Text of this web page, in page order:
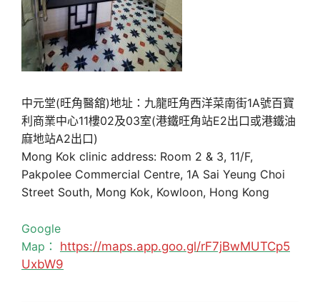
中元堂(旺角醫舘)地址：九龍旺角西洋菜南街1A號百寶
利商業中心11樓02及03室(港鐵旺角站E2出口或港鐵油
麻地站A2出口)
Mong Kok clinic address: Room 2 & 3, 11/F,
Pakpolee Commercial Centre, 1A Sai Yeung Choi
Street South, Mong Kok, Kowloon, Hong Kong
Google
Map： https://maps.app.goo.gl/rF7jBwMUTCp5
UxbW9